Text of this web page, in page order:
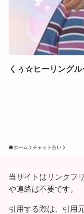
くぅ☆ヒーリングル
ホーム チャット占い
当サイトはリンクフ
や連絡は不要です。
引用する際は、引用